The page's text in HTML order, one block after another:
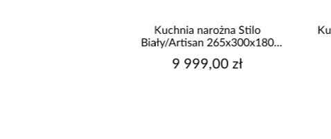
Kuchnia Luxeo 260 Baltic
Storm/Beige Set 3
4 289,00 zł